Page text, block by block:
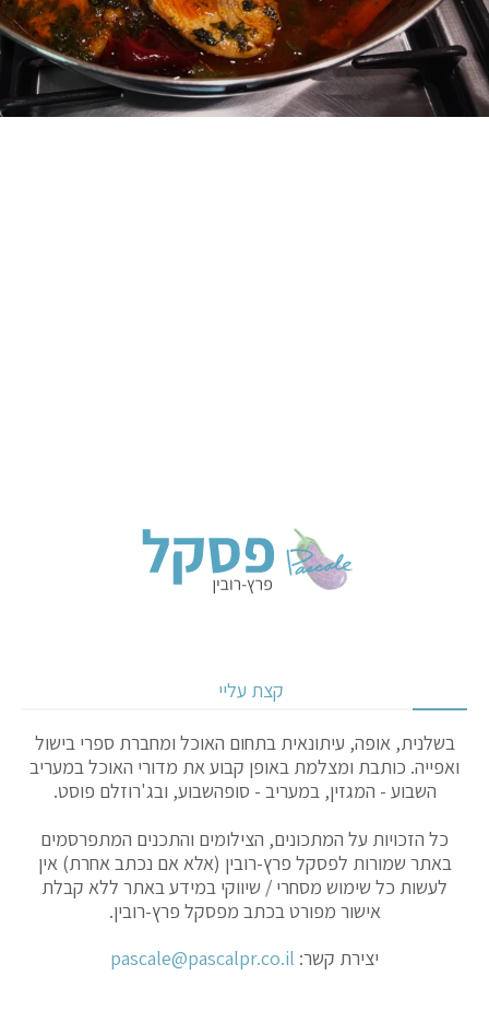
קצת עליי
בשלנית, אופה, עיתונאית בתחום האוכל ומחברת ספרי בישול
ואפייה. כותבת ומצלמת באופן קבוע את מדורי האוכל במעריב
השבוע - המגזין, במעריב - סופהשבוע, ובג'רוזלם פוסט.
כל הזכויות על המתכונים, הצילומים והתכנים המתפרסמים
באתר שמורות לפסקל פרץ-רובין (אלא אם נכתב אחרת) אין
לעשות כל שימוש מסחרי / שיווקי במידע באתר ללא קבלת
אישור מפורט בכתב מפסקל פרץ-רובין.
יצירת קשר: pascale@pascalpr.co.il